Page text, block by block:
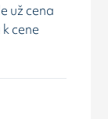
už cena
cene